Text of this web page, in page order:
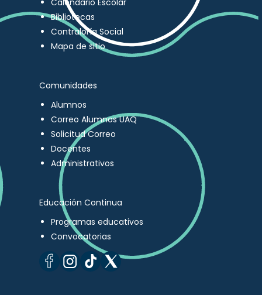
Calendario Escolar
Bibliotecas
Contraloría Social
Mapa de sitio
Comunidades
Alumnos
Correo Alumnos UAQ
Solicitud Correo
Docentes
Administrativos
Educación Continua
Programas educativos
Convocatorias